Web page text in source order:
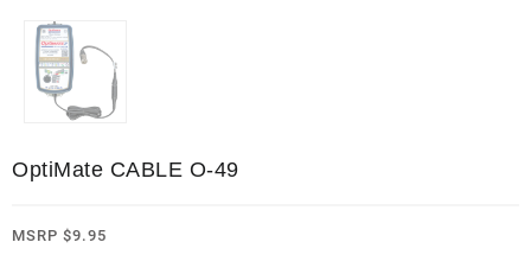
OptiMate CABLE O-49
MSRP $9.95